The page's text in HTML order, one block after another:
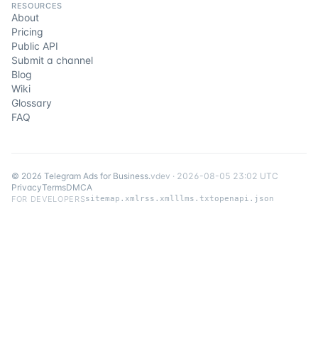
RESOURCES
About
Pricing
Public API
Submit a channel
Blog
Wiki
Glossary
FAQ
© 2026 Telegram Ads for Business.vdev · 2026-08-05 23:02 UTC
PrivacyTermsDMCA
FOR DEVELOPERSsitemap.xml rss.xml llms.txtopenapi.json